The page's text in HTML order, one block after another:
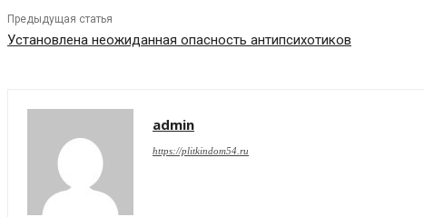
Предыдущая статья
Установлена неожиданная опасность антипсихотиков
admin
https://plitkindom54.ru